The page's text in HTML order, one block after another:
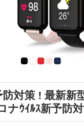
防対策 ! 最
ナｳｲﾙｽ新予防